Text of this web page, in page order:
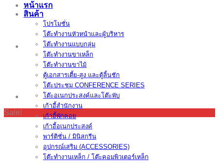
หน้าแรก
สินค้า
โปรโมชั่น
โต๊ะทำงานหัวหน้าและผู้บริหาร
โต๊ะทำงานแบบกลุ่ม
โต๊ะทำงานขาเหล็ก
โต๊ะทำงานขาไม้
ตู้เอกสารเตี้ย-สูง และตู้ลิ้นชัก
โต๊ะประชุม CONFERENCE SERIES
โต๊ะอเนกประสงค์และโต๊ะพับ
เก้าอี้สำนักงาน
เก้าอี้พักคอย
เก้าอี้อเนกประสงค์
พาร์ติชั่น / มินิสกรีน
อุปกรณ์เสริม (ACCESSORIES)
โต๊ะทำงานเหล็ก / โต๊ะคอมพิวเตอร์เหล็ก
Sale!